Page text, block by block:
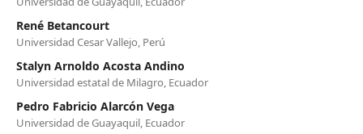
René Betancourt
Universidad Cesar Vallejo, Perú
Stalyn Arnoldo Acosta Andino
Universidad estatal de Milagro, Ecuador
Pedro Fabricio Alarcón Vega
Universidad de Guayaquil, Ecuador